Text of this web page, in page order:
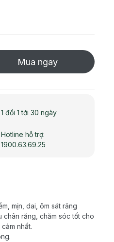
Mua ngay
1 đổi 1 tới 30 ngày
Hotline hỗ trợ:
1900.63.69.25
mịn, dai, ôm sát răng
răng, chăm sóc tốt cho
nhất.